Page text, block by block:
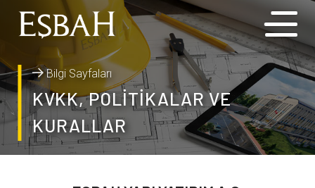
Bilgi Sayfaları
KVKK, POLİTİKALAR VE
KURALLAR